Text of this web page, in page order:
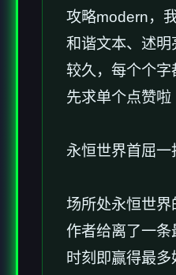
攻略modern，
和谐文本、述
较久，每个个字
先求单个点赞啦
永恒世界首屈一
场所处永恒世界
作者给离了一
时刻即赢得最